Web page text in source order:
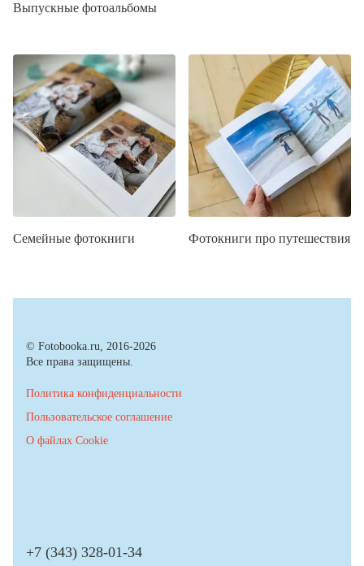
Выпускные фотоальбомы
Семейные фотокниги Фотокниги про путешествия
© Fotobooka.ru, 2016-2026
Все права защищены.
Политика конфиденциальности
Пользовательское соглашение
О файлах Cookie
+7 (343) 328-01-34